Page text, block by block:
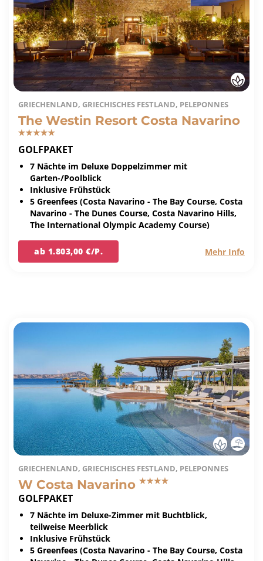
GRIECHENLAND, GRIECHISCHES FESTLAND, PELEPONNES
The Westin Resort Costa Navarino
GOLFPAKET
7 Nächte im Deluxe Doppelzimmer mit
Garten-/Poolblick
Inklusive Frühstück
5 Greenfees (Costa Navarino - The Bay Course, Costa
Navarino - The Dunes Course, Costa Navarino Hills,
The International Olympic Academy Course)
ab 1.803,00 €/P. Mehr Info
GRIECHENLAND, GRIECHISCHES FESTLAND, PELEPONNES
W Costa Navarino
GOLFPAKET
7 Nächte im Deluxe-Zimmer mit Buchtblick,
teilweise Meerblick
Inklusive Frühstück
5 Greenfees (Costa Navarino - The Bay Course, Costa